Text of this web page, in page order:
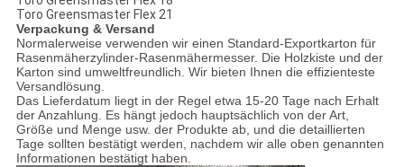
Toro Greensmaster Flex 21
Verpackung & Versand
Normalerweise verwenden wir einen Standard-Exportkarton für
Rasenmäherzylinder-Rasenmähermesser. Die Holzkiste und der
Karton sind umweltfreundlich. Wir bieten Ihnen die effizienteste
Versandlösung.
Das Lieferdatum liegt in der Regel etwa 15-20 Tage nach Erhalt
der Anzahlung. Es hängt jedoch hauptsächlich von der Art,
Größe und Menge usw. der Produkte ab, und die detaillierten
Tage sollten bestätigt werden, nachdem wir alle oben genannten
Informationen bestätigt haben.